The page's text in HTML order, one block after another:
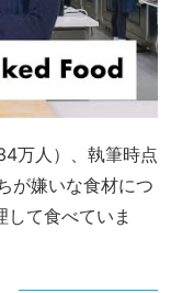
万人）、執筆時点
が嫌いな食材につ
て食べていま